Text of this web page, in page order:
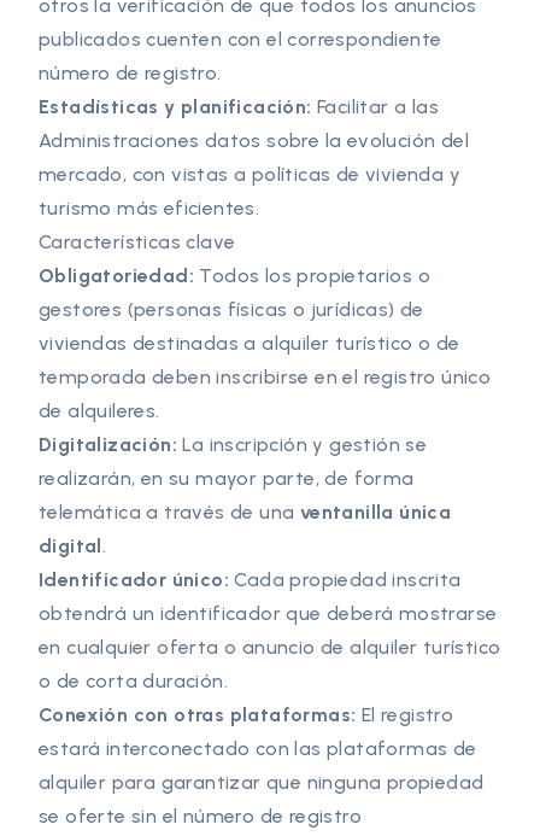
otros la verificación de que todos los anuncios
publicados cuenten con el correspondiente
número de registro.
Estadísticas y planificación: Facilitar a las
Administraciones datos sobre la evolución del
mercado, con vistas a políticas de vivienda y
turismo más eficientes.
Características clave
Obligatoriedad: Todos los propietarios o
gestores (personas físicas o jurídicas) de
viviendas destinadas a alquiler turístico o de
temporada deben inscribirse en el registro único
de alquileres.
Digitalización: La inscripción y gestión se
realizarán, en su mayor parte, de forma
telemática a través de una ventanilla única
digital.
Identificador único: Cada propiedad inscrita
obtendrá un identificador que deberá mostrarse
en cualquier oferta o anuncio de alquiler turístico
o de corta duración.
Conexión con otras plataformas: El registro
estará interconectado con las plataformas de
alquiler para garantizar que ninguna propiedad
se oferte sin el número de registro